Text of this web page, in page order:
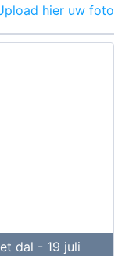
hier uw foto
dal - 19 juli